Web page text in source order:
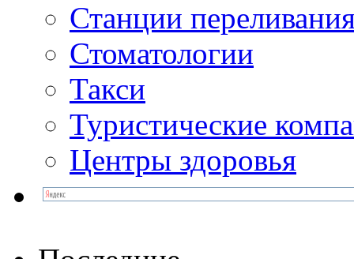
Станции
Стоматологии
Такси
Туристические
Центры здоровья